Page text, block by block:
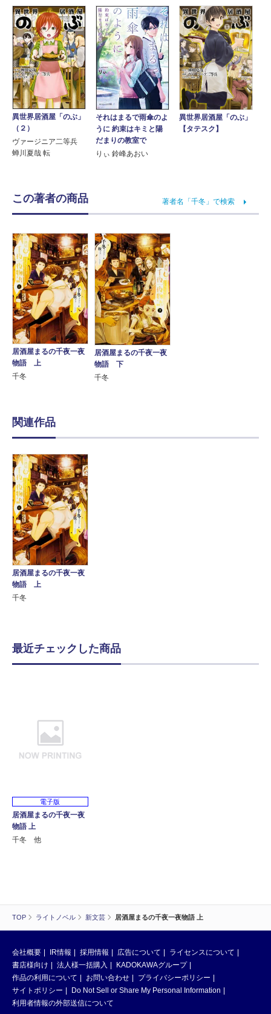
TOP ライトノベル 新文芸 居酒屋まるの千夜一夜物語 上
異世界居酒屋「のぶ」
（２）
ヴァージニア二等兵
蝉川夏哉 転
それはまるで雨傘のよ
うに 約束はキミと陽
だまりの教室で
りぃ 鈴峰あおい
異世界居酒屋「のぶ」
【タテスク】
この著者の商品 著者名「千冬」で検索
居酒屋まるの千夜一夜
物語 上
千冬
居酒屋まるの千夜一夜
物語 下
千冬
関連作品
居酒屋まるの千夜一夜
物語 上
千冬
最近チェックした商品
電子版
居酒屋まるの千夜一夜
物語 上
千冬 他
会社概要 IR情報 採用情報 広告について
ライセンスについて
書店様向け
法人様一括購入
KADOKAWAグループ
作品の利用について
お問い合わせ
プライバシーポリシー
サイトポリシー
Do Not Sell or Share My Personal Information
利用者情報の外部送信について